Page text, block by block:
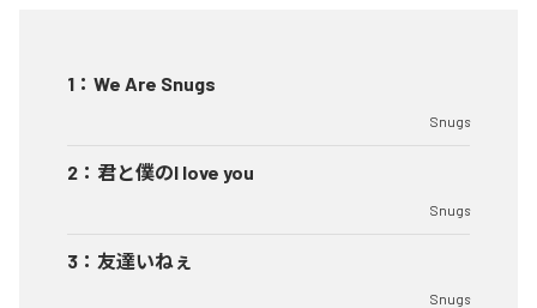
1 ： We Are Snugs
Snugs
2 ： 君と僕のI love you
Snugs
3 ： 友達いねぇ
Snugs